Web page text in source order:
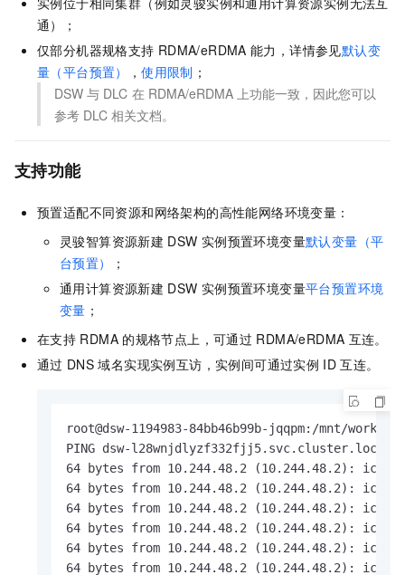
通）；
仅部分机器规格支持 RDMA/eRDMA 能力，详情参见默认变
量（平台预置）
，使用限制 ；
DSW 与 DLC 在 RDMA/eRDMA 上功能一致，因此您可以
参考 DLC 相关文档。
支持功能
预置适配不同资源和网络架构的高性能网络环境变量：
灵骏智算资源新建 DSW 实例预置环境变量默认变量（平
台预置）
；
通用计算资源新建 DSW 实例预置环境变量平台预置环境
变量 ；
在支持 RDMA 的规格节点上，可通过 RDMA/eRDMA 互连。
通过 DNS 域名实现实例互访，实例间可通过实例 ID 互连。
root@dsw-1194983-84bb46b99b-jqqpm:/mnt/
PING dsw-
64 bytes from 10.244.48.2 (10.244.48.2):
64 bytes from 10.244.48.2 (10.244.48.2):
64 bytes from 10.244.48.2 (10.244.48.2):
64 bytes from 10.244.48.2 (10.244.48.2):
64 bytes from 10.244.48.2 (10.244.48.2):
64 bytes from 10.244.48.2 (10.244.48.2):